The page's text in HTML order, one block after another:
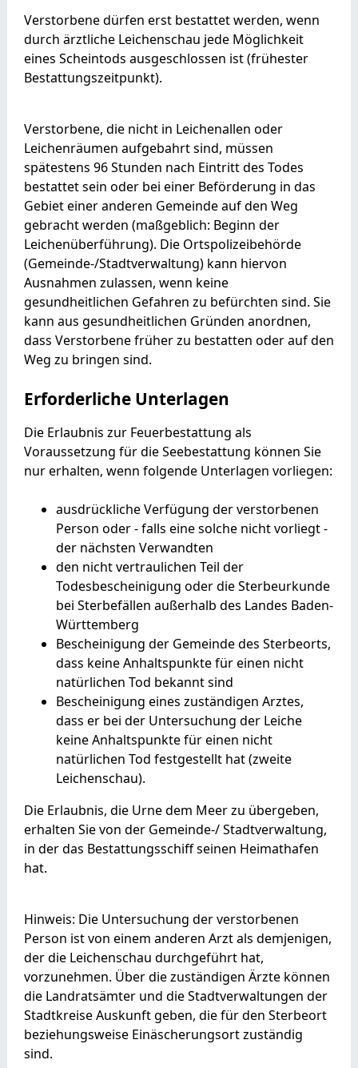
Verstorbene dürfen erst bestattet werden, wenn
durch ärztliche Leichenschau jede Möglichkeit
eines Scheintods ausgeschlossen ist (frühester
Bestattungszeitpunkt).
Verstorbene, die nicht in Leichenallen oder
Leichenräumen aufgebahrt sind, müssen
spätestens 96 Stunden nach Eintritt des Todes
bestattet sein oder bei einer Beförderung in das
Gebiet einer anderen Gemeinde auf den Weg
gebracht werden (maßgeblich: Beginn der
Leichenüberführung). Die Ortspolizeibehörde
(Gemeinde-/Stadtverwaltung) kann hiervon
Ausnahmen zulassen, wenn keine
gesundheitlichen Gefahren zu befürchten sind. Sie
kann aus gesundheitlichen Gründen anordnen,
dass Verstorbene früher zu bestatten oder auf den
Weg zu bringen sind.
Erforderliche Unterlagen
Die Erlaubnis zur Feuerbestattung als
Voraussetzung für die Seebestattung können Sie
nur erhalten, wenn folgende Unterlagen vorliegen:
ausdrückliche Verfügung der verstorbenen
Person oder - falls eine solche nicht vorliegt -
der nächsten Verwandten
den nicht vertraulichen Teil der
Todesbescheinigung oder die Sterbeurkunde
bei Sterbefällen außerhalb des Landes Baden-
Württemberg
Bescheinigung der Gemeinde des Sterbeorts,
dass keine Anhaltspunkte für einen nicht
natürlichen Tod bekannt sind
Bescheinigung eines zuständigen Arztes,
dass er bei der Untersuchung der Leiche
keine Anhaltspunkte für einen nicht
natürlichen Tod festgestellt hat (zweite
Leichenschau).
Die Erlaubnis, die Urne dem Meer zu übergeben,
erhalten Sie von der Gemeinde-/ Stadtverwaltung,
in der das Bestattungsschiff seinen Heimathafen
hat.
Hinweis: Die Untersuchung der verstorbenen
Person ist von einem anderen Arzt als demjenigen,
der die Leichenschau durchgeführt hat,
vorzunehmen. Über die zuständigen Ärzte können
die Landratsämter und die Stadtverwaltungen der
Stadtkreise Auskunft geben, die für den Sterbeort
beziehungsweise Einäscherungsort zuständig
sind.